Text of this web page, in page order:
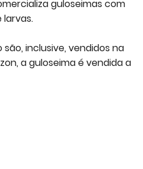
guloseimas com
larvas.
inclusive, vendidos na
a guloseima é vendida a